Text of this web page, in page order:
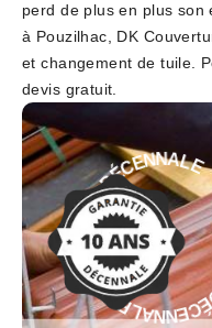
perd de plus en plus son
à Pouzilhac, DK
et changement de tuile.
devis gratuit.
G
A
R
A
N
T
I
E
D
É
C
E
NNALE -
N
A
L
E
-